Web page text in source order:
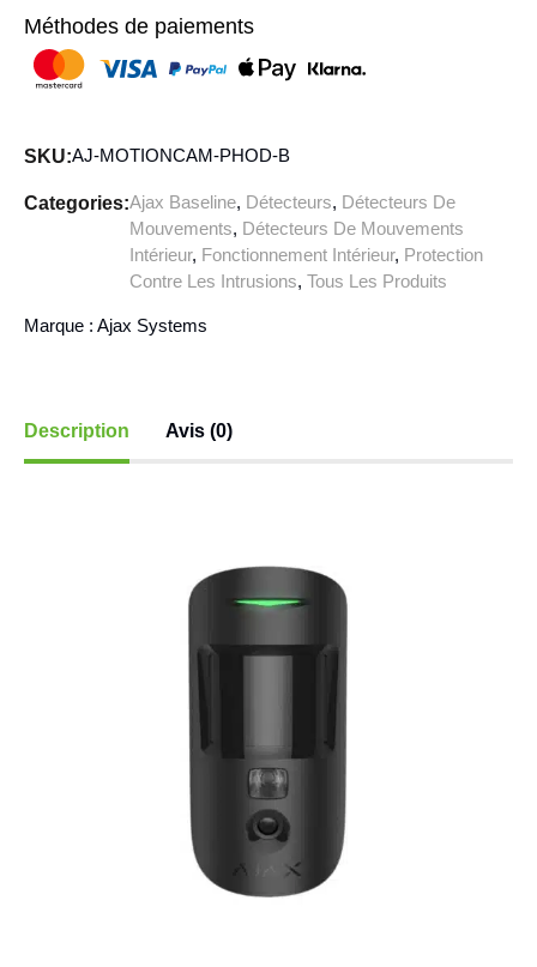
Méthodes de paiements
SKU:AJ-MOTIONCAM-PHOD-B
Categories:Ajax Baseline, Détecteurs, Détecteurs De
Mouvements, Détecteurs De Mouvements
Intérieur, Fonctionnement Intérieur, Protection
Contre Les Intrusions, Tous Les Produits
Marque : Ajax Systems
Description Avis (0)